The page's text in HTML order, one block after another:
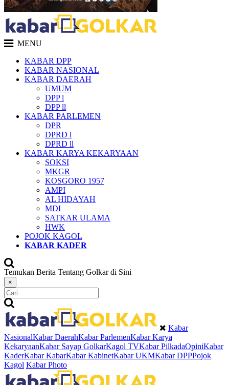
MENU
KABAR DPP
KABAR NASIONAL
KABAR DAERAH
UMUM
DPP l
DPP ll
KABAR PARLEMEN
DPR
DPRD l
DPRD ll
KABAR KARYA KEKARYAAN
SOKSI
MKGR
KOSGORO 1957
AMPI
AL HIDAYAH
MDI
SATKAR ULAMA
HWK
POJOK KAGOL
KABAR KADER
Temukan Berita Tentang Golkar di Sini
×
Kabar
NasionalKabar DaerahKabar ParlemenKabar Karya
KekaryaanKabar Sayap GolkarKagol TVKabar PilkadaOpiniKabar
KaderKabar KabarKabar KabinetKabar UKMKabar DPPPojok
Kagol Kabar Photo